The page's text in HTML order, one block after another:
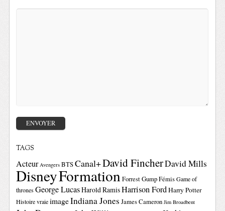
TAGS
Acteur Avengers BTSCanal+David FincherDavid Mills
DisneyFormationForrest GumpFémis Game of
thrones George LucasHarold RamisHarrison FordHarry Potter
Histoire vraie imageIndiana Jones James Cameron Jim Broadbent